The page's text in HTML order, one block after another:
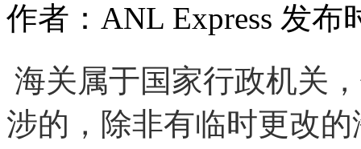
作者：ANL Express 发布
海关属于国家行政机关
涉的，除非有临时更改